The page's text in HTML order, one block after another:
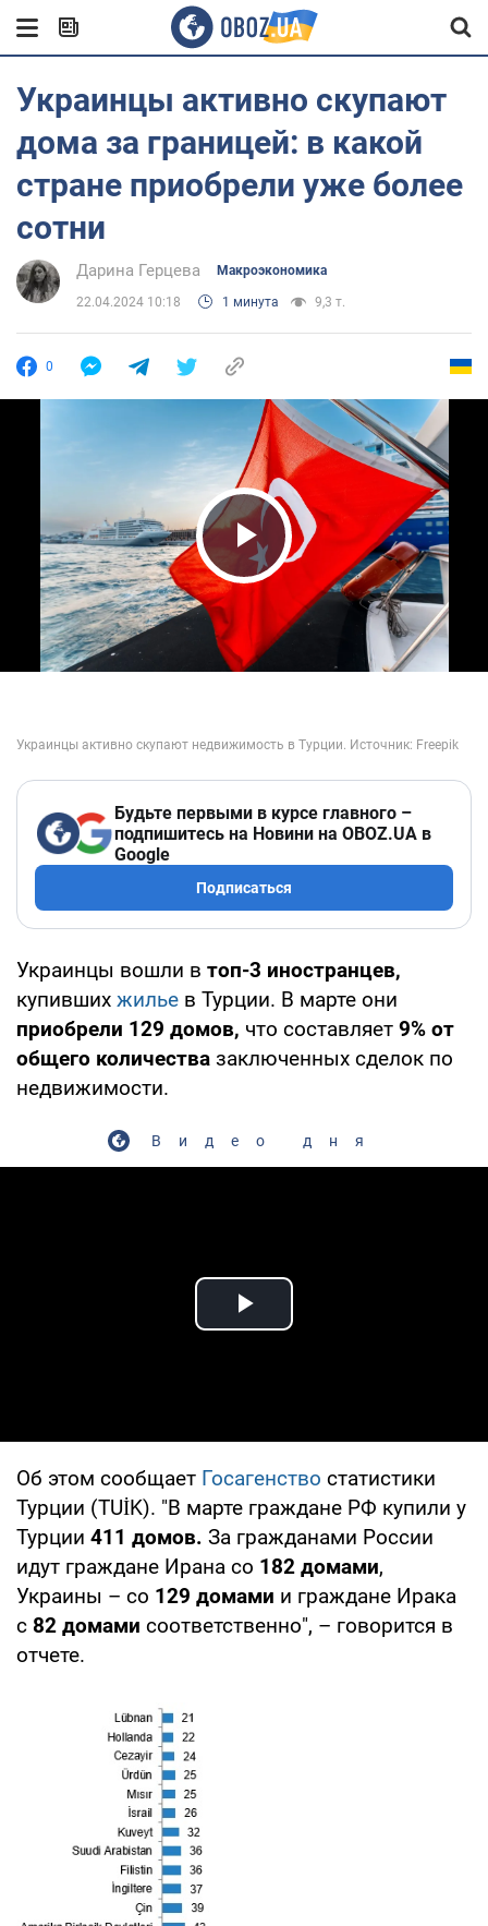
Украинцы активно скупают
дома за границей: в какой
стране приобрели уже более
сотни
Дарина Герцева Mакроэкономика
22.04.2024 10:18 1 минута 9,3 т.
0
Play Video
Будьте первыми в курсе главного –
подпишитесь на Новини на OBOZ.UA в
Google
Подписаться
Украинцы вошли в топ-3 иностранцев,
купивших жилье в Турции. В марте они
приобрели 129 домов, что составляет 9% от
общего количества заключенных сделок по
недвижимости.
Видео дня
Play Video
Об этом сообщает Госагенство статистики
Турции (TUİK). "В марте граждане РФ купили у
Турции 411 домов. За гражданами России
идут граждане Ирана со 182 домами,
Украины – со 129 домами и граждане Ирака
с 82 домами соответственно", – говорится в
отчете.